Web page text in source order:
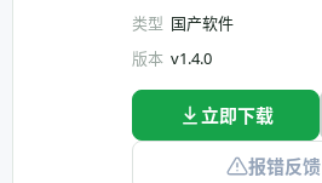
类型 国产软件
版本 v1.4.0
立即下载
报错反馈